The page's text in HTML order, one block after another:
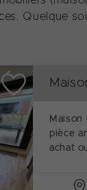
Quelque
pièce
achat